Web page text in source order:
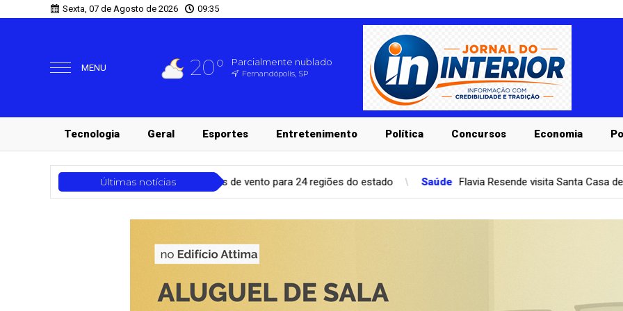
Sexta, 07 de Agosto de 2026 09:35
MENU 20° Parcialmente nublado
Fernandópolis, SP
Tecnologia Geral Esportes Entretenimento Política Concursos Economia
Últimas notícias
severos de chuva e rajadas de vento para 24 regiões do estado Saúde Flavia Resende visita Santa Casa de Santa Fé do Sul e